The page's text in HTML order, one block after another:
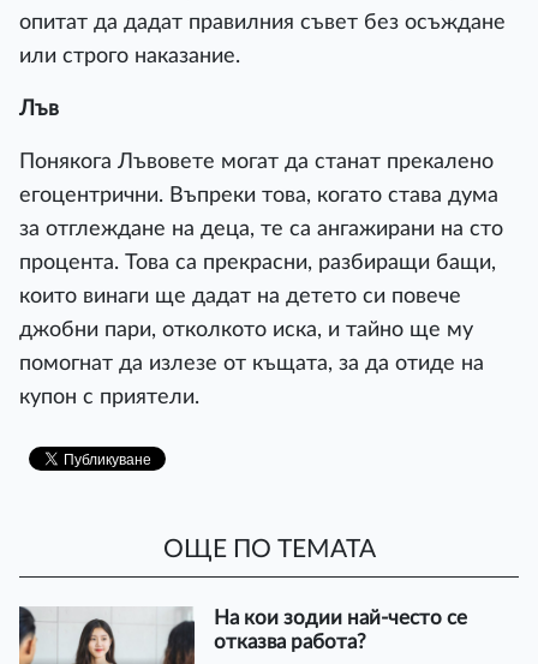
опитат да дадат правилния съвет без осъждане
или строго наказание.
Лъв
Понякога Лъвовете могат да станат прекалено
егоцентрични. Въпреки това, когато става дума
за отглеждане на деца, те са ангажирани на сто
процента. Това са прекрасни, разбиращи бащи,
които винаги ще дадат на детето си повече
джобни пари, отколкото иска, и тайно ще му
помогнат да излезе от къщата, за да отиде на
купон с приятели.
ОЩЕ ПО ТЕМАТА
На кои зодии най-често се
отказва работа?